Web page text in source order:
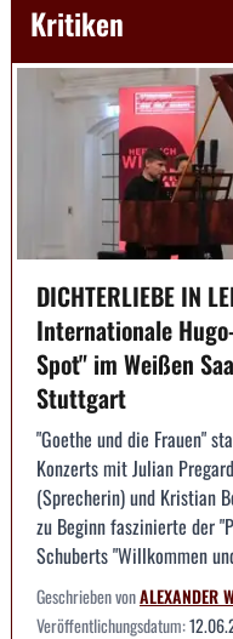
Kritiken
DICHTERLIEBE IN
Internationale
Spot" im Weißen
Stuttgart
"Goethe und die Frauen"
Konzerts mit Julian
(Sprecherin) und Kristian
zu Beginn faszinierte der
Schuberts "Willkommen
Geschrieben vonALEXANDER
Veröffentlichungsdatum: